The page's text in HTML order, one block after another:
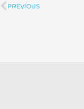
Prev
PREVIOUS